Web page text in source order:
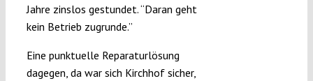
Jahre zinslos gestundet. “Daran geht
kein Betrieb zugrunde.”
Eine punktuelle Reparaturlösung
dagegen, da war sich Kirchhof sicher,